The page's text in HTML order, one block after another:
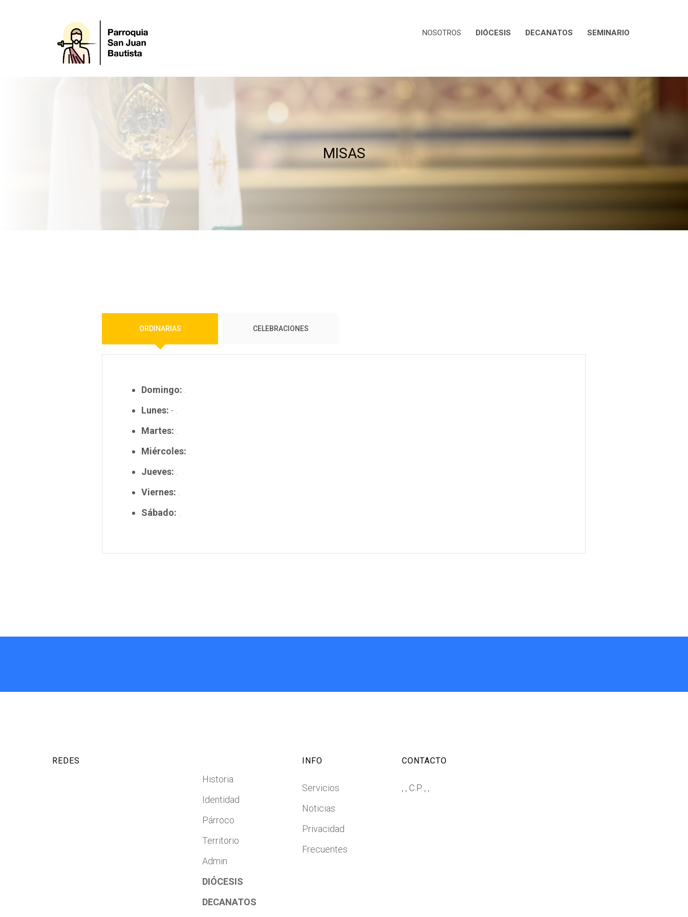
NOSOTROS DIÓCESIS DECANATOS SEMINARIO
MISAS
ORDINARIAS CELEBRACIONES
Domingo:
Lunes: - .
Martes:
Miércoles:
Jueves:
Viernes:
Sábado:
REDES
Historia
Identidad
Párroco
Territorio
Admin
DIÓCESIS
DECANATOS
INFO
Servicios
Noticias
Privacidad
Frecuentes
CONTACTO
, , C.P. , ,